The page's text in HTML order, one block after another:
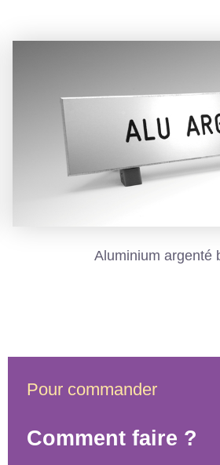
Aluminium argenté
Laiton brillant
Pour commander
Comment faire ?